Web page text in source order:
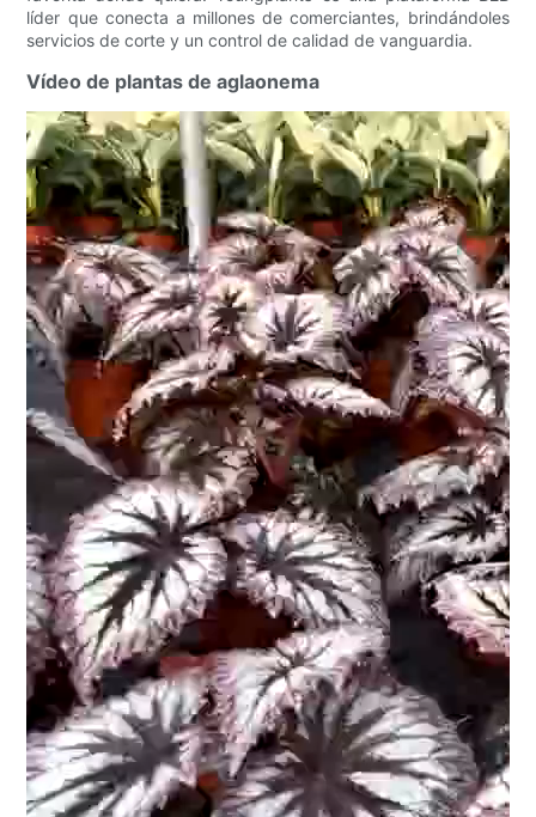
líder que conecta a millones de comerciantes, brindándoles
servicios de corte y un control de calidad de vanguardia.
Vídeo de plantas de aglaonema